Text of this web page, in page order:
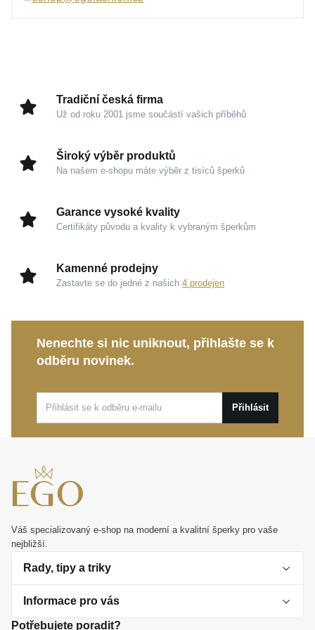
Kouzlo v detailech
bělostným leskem, který dlouhodobě podtrhuje
modrých tónech přinášejí mimořádnou brilanci a
Vysoký lesk:Povrchová úprava umocňuje hladké
linie a zaručuje, že design prstenu dokonale
Nadčasová elegance:Promyšlené zpracování
značkyMOISS , které přirozeně respektuje a
oslavuje ženskou ladnost.
slavnostní událost, nebo jím prozáříte svůj běžný den,
vždy vás bude doprovázet s okouzlující lehkostí.
Představuje také nádherný osobní dárek, kterým
Tradiční česká firma
Už od roku 2001 jsme součástí vašich příběhů
Široký výběr produktů
Na našem e-shopu máte výběr z tisíců šperků
Garance vysoké kvality
Certifikáty původu a kvality k vybraným šperkům
Kamenné prodejny
Zastavte se do jedné z našich 4 prodejen
Nenechte si nic uniknout, přihlašte se k
odběru novinek.
Přihlásit
Váš specializovaný e-shop na moderní a kvalitní šperky pro vaše
nejbližší.
Rady, tipy a triky
O perlách
Informace pro vás
Potřebujete poradit?